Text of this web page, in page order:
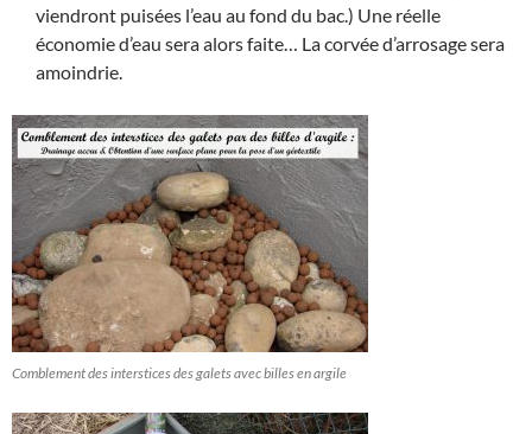
viendront puisées l’eau au fond du bac.) Une réelle
économie d’eau sera alors faite… La corvée d’arrosage sera
amoindrie.
Comblement des interstices des galets avec billes en argile